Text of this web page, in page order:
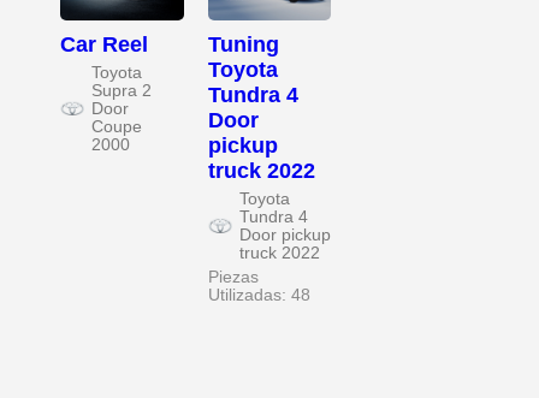
Car Reel
Toyota
Supra 2
Door
Coupe
2000
Tuning
Toyota
Tundra 4
Door
pickup
truck 2022
Toyota
Tundra 4
Door pickup
truck 2022
Piezas
Utilizadas: 48